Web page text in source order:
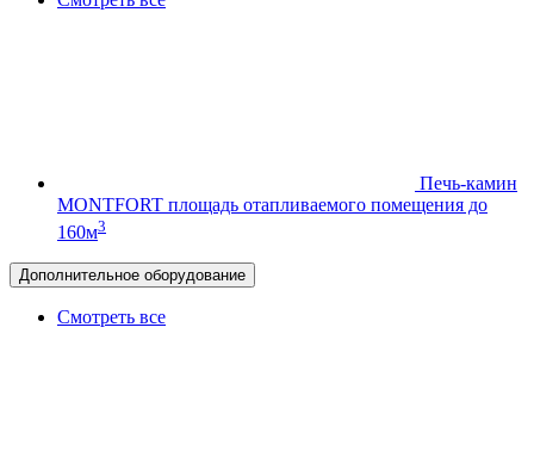
Печь-камин
MONTFORT площадь отапливаемого помещения до
160м3
Дополнительное оборудование
Смотреть все